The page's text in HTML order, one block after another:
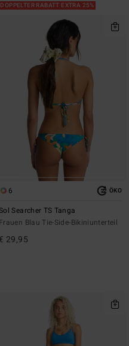
DOPPELTER RABATT EXTRA 25%
6 ÖKO
Sol Searcher TS Tanga
Frauen Blau Tie-Side-Bikiniunterteil
€ 29,95